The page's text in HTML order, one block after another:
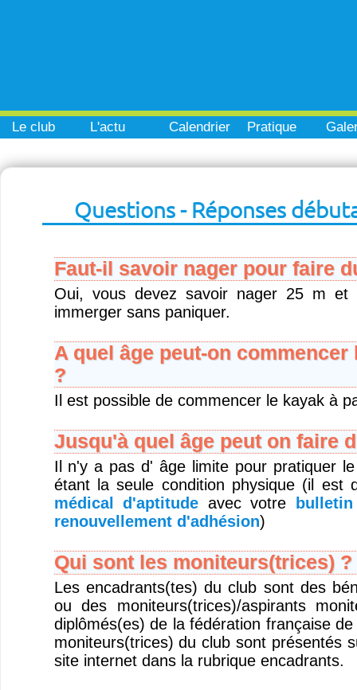
Le club L'actu Calendrier Pratique
Questions - Réponses
Faut-il savoir nager pour faire
Oui, vous devez savoir nager 25 m et
immerger sans paniquer.
A quel âge peut-on commencer
?
Il est possible de commencer le kayak à
Jusqu'à quel âge peut on faire
Il n'y a pas d' âge limite pour pratiquer
étant la seule condition physique (il est
médical d'aptitude avec votre
renouvellement d'adhésion)
Qui sont les moniteurs(trices) ?
Les encadrants(tes) du club sont des
ou des moniteurs(trices)/aspirants
diplômés(es) de la fédération française
moniteurs(trices) du club sont présentés
site internet dans la rubrique encadrants.